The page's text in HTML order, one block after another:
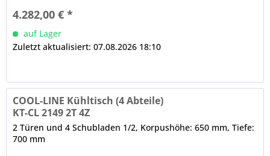
Ballondichtung, CNS-Griffleiste, maximale...
4.282,00 € *
auf Lager
Zuletzt aktualisiert: 07.08.2026 18:10
COOL-LINE Kühltisch (4 Abteile)
KT-CL 2149 2T 4Z
2 Türen und 4 Schubladen 1/2, Korpushöhe: 650 mm, Tiefe:
700 mm